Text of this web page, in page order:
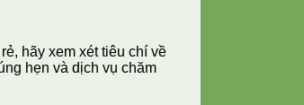
hãy xem xét tiêu chí về
hẹn và dịch vụ chăm